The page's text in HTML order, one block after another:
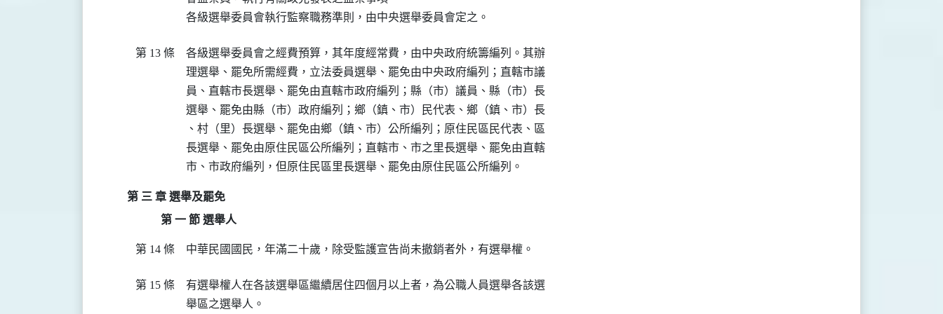
各級選舉委員會執行監察職務準則，由中央選舉委員會定之。
第 13 條
各級選舉委員會之經費預算，其年度經常費，由中央政府統籌編列。其辦
理選舉、罷免所需經費，立法委員選舉、罷免由中央政府編列；直轄市議
員、直轄市長選舉、罷免由直轄市政府編列；縣（市）議員、縣（市）長
選舉、罷免由縣（市）政府編列；鄉（鎮、市）民代表、鄉（鎮、市）長
、村（里）長選舉、罷免由鄉（鎮、市）公所編列；原住民區民代表、區
長選舉、罷免由原住民區公所編列；直轄市、市之里長選舉、罷免由直轄
市、市政府編列，但原住民區里長選舉、罷免由原住民區公所編列。
第 三 章 選舉及罷免
第 一 節 選舉人
第 14 條 中華民國國民，年滿二十歲，除受監護宣告尚未撤銷者外，有選舉權。
第 15 條
有選舉權人在各該選舉區繼續居住四個月以上者，為公職人員選舉各該選
舉區之選舉人。